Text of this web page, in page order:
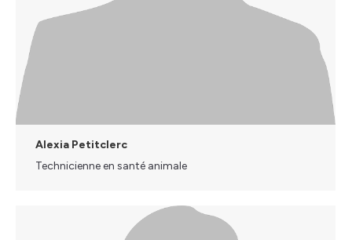
Alexia Petitclerc
Technicienne en santé animale